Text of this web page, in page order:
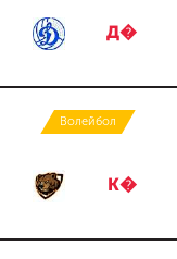
Д�
Волейбол
К�